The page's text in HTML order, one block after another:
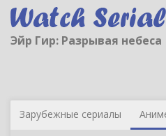
Эйр Гир: Разрывая небеса
Зарубежные сериалы